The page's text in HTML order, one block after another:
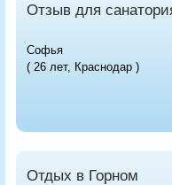
Отзыв для
Софья
( 26 лет, Краснодар )
Отдых в Горном